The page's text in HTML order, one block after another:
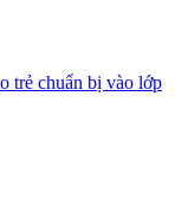
trẻ chuẩn bị vào lớp